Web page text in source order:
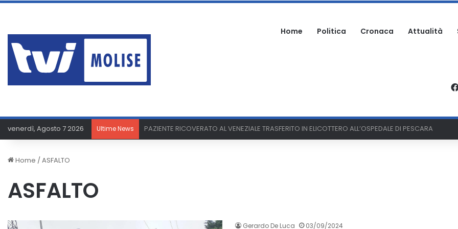
Home Politica Cronaca Attualità
venerdì, Agosto 7 2026 Ultime News ERA AI DOMICILIARI MA PARTECIPA ALLA SAGRA: DENUNCIATO
Home /ASFALTO
ASFALTO
Gerardo De Luca 03/09/2024